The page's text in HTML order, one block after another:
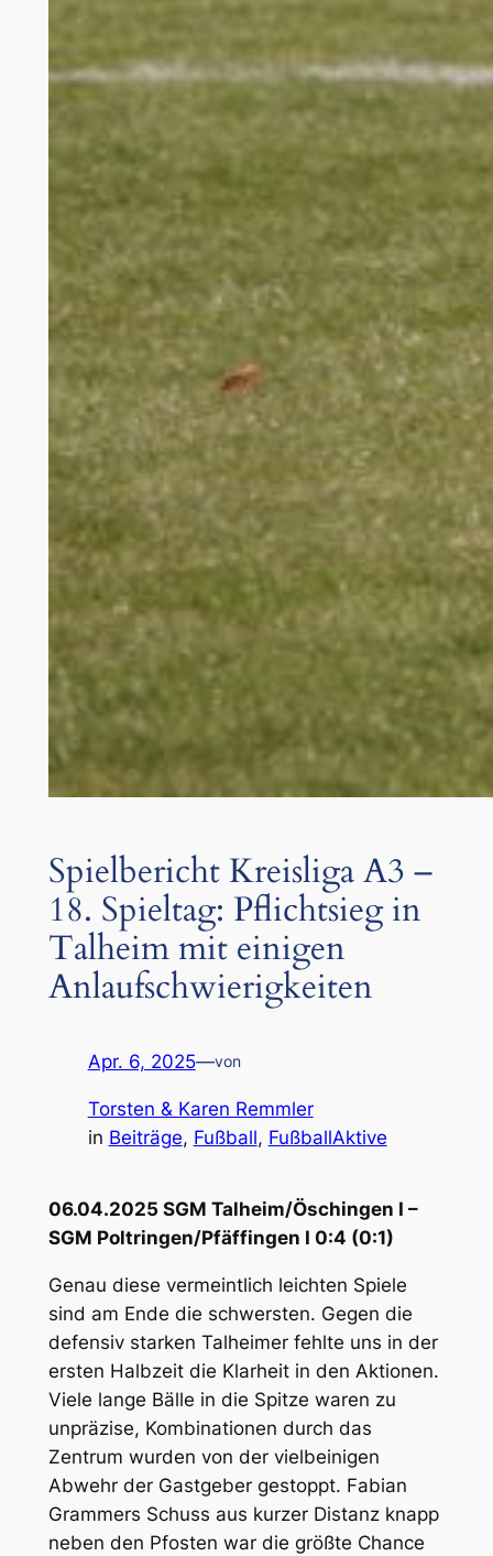
Spielbericht Kreisliga A3 –
18. Spieltag: Pflichtsieg in
Talheim mit einigen
Anlaufschwierigkeiten
Apr. 6, 2025—von
Torsten & Karen Remmler
in Beiträge, Fußball, FußballAktive
06.04.2025 SGM Talheim/Öschingen I –
SGM Poltringen/Pfäffingen I 0:4 (0:1)
Genau diese vermeintlich leichten Spiele
sind am Ende die schwersten. Gegen die
defensiv starken Talheimer fehlte uns in der
ersten Halbzeit die Klarheit in den Aktionen.
Viele lange Bälle in die Spitze waren zu
unpräzise, Kombinationen durch das
Zentrum wurden von der vielbeinigen
Abwehr der Gastgeber gestoppt. Fabian
Grammers Schuss aus kurzer Distanz knapp
neben den Pfosten war die größte Chance